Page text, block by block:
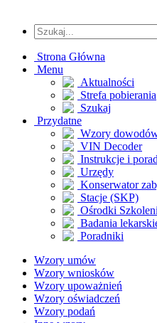
Strona Główna
Menu
Aktualności
Strefa pobierania
Szukaj
Przydatne
Wzory
VIN Decoder
Instrukcje i
Urzędy
Konserwator
Stacje (SKP)
Ośrodki
Badania
Poradniki
Wzory umów
Wzory wniosków
Wzory upoważnień
Wzory oświadczeń
Wzory podań